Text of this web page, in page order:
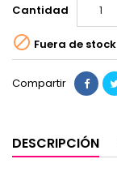
Cantidad
 Fuera de stock
Compartir
DESCRIPCIÓN